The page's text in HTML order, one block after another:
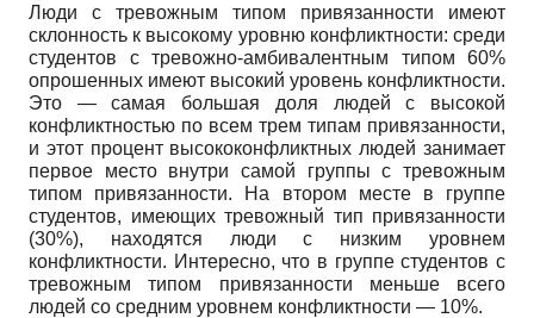
Люди с тревожным типом привязанности имеют
склонность к высокому уровню конфликтности: среди
студентов с тревожно-амбивалентным типом 60%
опрошенных имеют высокий уровень конфликтности.
Это — самая большая доля людей с высокой
конфликтностью по всем трем типам привязанности,
и этот процент высококонфликтных людей занимает
первое место внутри самой группы с тревожным
типом привязанности. На втором месте в группе
студентов, имеющих тревожный тип привязанности
(30%), находятся люди с низким уровнем
конфликтности. Интересно, что в группе студентов с
тревожным типом привязанности меньше всего
людей со средним уровнем конфликтности — 10%.